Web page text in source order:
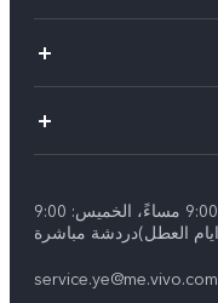
(السبت - الأربعاء : 9:00 صباحاً - 9:00 مساءً، الخميس: 9:00
service.ye@me.vivo.com